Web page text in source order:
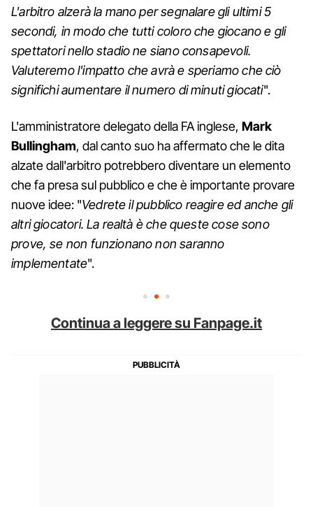
L'arbitro alzerà la mano per segnalare gli ultimi 5
secondi, in modo che tutti coloro che giocano e gli
spettatori nello stadio ne siano consapevoli.
Valuteremo l'impatto che avrà e speriamo che ciò
significhi aumentare il numero di minuti giocati".
L'amministratore delegato della FA inglese, Mark
Bullingham, dal canto suo ha affermato che le dita
alzate dall'arbitro potrebbero diventare un elemento
che fa presa sul pubblico e che è importante provare
nuove idee: "Vedrete il pubblico reagire ed anche gli
altri giocatori. La realtà è che queste cose sono
prove, se non funzionano non saranno
implementate".
Continua a leggere su Fanpage.it